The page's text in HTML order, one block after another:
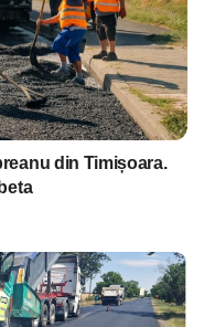
din Timișoara.